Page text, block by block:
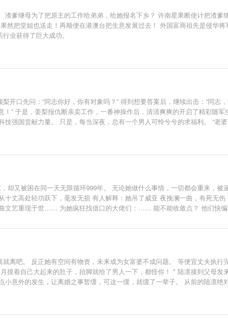
爹继母为了把原主的工作给弟弟，给她报名下乡？ 许南星果断使计把渣爹
把堂姐也送走！再顺便在港澳台把生意发展过去！ 外国富商祖先是侵华将
业获得了巨大成功。
口先问：“同志你好，你有对象吗？” 得到想要答案后，继续出击：“同志
于是，姜梨报仇断亲卖工作，一番神操作后，清清爽爽的开启了精彩随军
国贡献力量。 只是，每当深夜，总有一个男人可怜兮兮的求福利。 “老婆
又被困在同一天无限循环999年。 无论她做什么事情，一切都会重来，被
丈高处轻功跃下，毫发无损 有人解释：她吊了威亚 夜挽澜一曲，有死无
文艺重现于世…… 为她疯狂找借口的大佬们：…… 能不能收敛点？ 他们快
道宁太祖宝藏被发现。 后知后觉终于发现不对劲的古董们：？？？ 夜挽
离吧。 反正她有空间有物资，未来成为女富婆不成问题。 等便宜丈夫执行
着自己大起来的肚子，抬脚就给了男人一下，都怪你！ * 陆凛接到父母发
意外的发生，让离婚之事暂缓，可这一缓，就缓了一辈子。 从前的陆凛绝